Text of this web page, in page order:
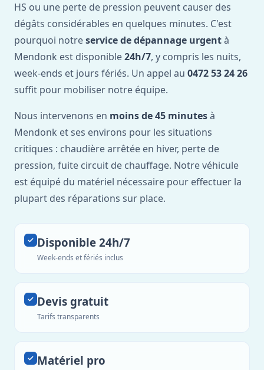
HS ou une perte de pression peuvent causer des
dégâts considérables en quelques minutes. C'est
pourquoi notreservice de dépannage urgentà
Mendonk est disponible24h/7, y compris les nuits,
week-ends et jours fériés. Un appel au 0472 53 24 26
suffit pour mobiliser notre équipe.
Nous intervenons en moins de 45 minutesà
Mendonk et ses environs pour les situations
critiques : chaudière arrêtée en hiver, perte de
pression, fuite circuit de chauffage. Notre véhicule
est équipé du matériel nécessaire pour effectuer la
plupart des réparations sur place.
Disponible 24h/7
Week-ends et fériés inclus
Devis gratuit
Tarifs transparents
Matériel pro